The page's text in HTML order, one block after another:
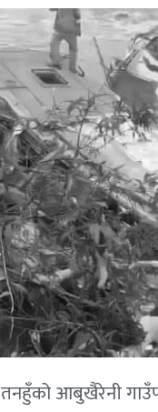
तनहुँको आबुखैरेनी